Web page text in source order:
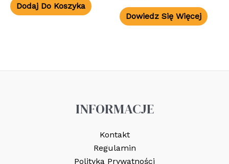
Dodaj Do Koszyka
Dowiedz Się Więcej
INFORMACJE
Kontakt
Regulamin
Polityka Prywatności